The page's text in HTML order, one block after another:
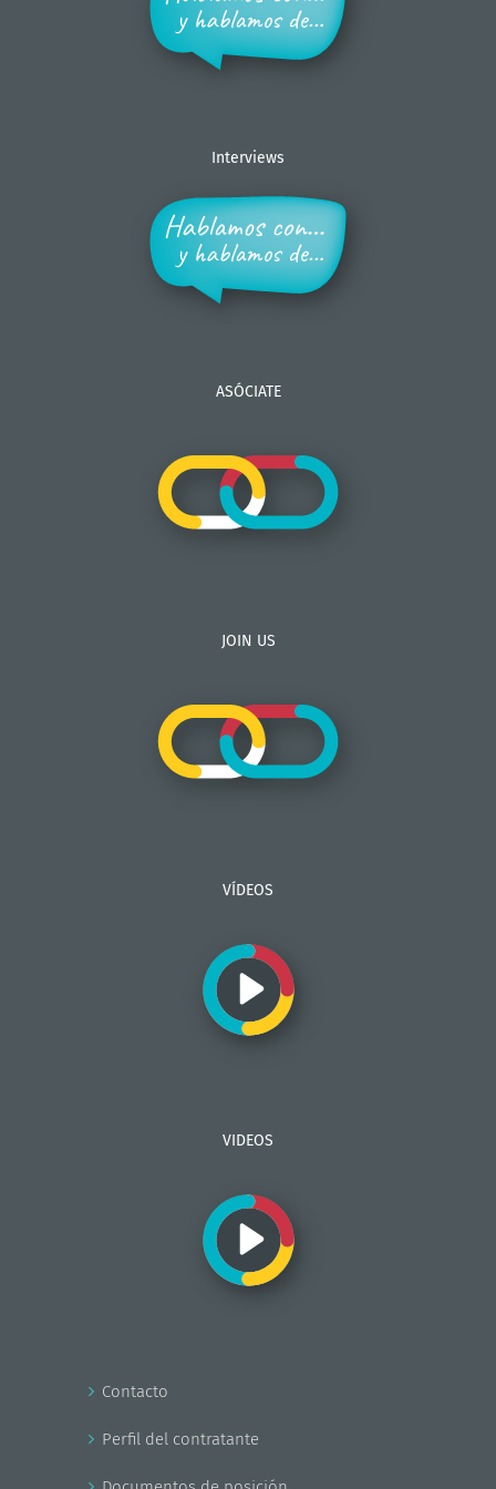
Interviews
ASÓCIATE
JOIN US
VÍDEOS
VIDEOS
Contacto
Perfil del contratante